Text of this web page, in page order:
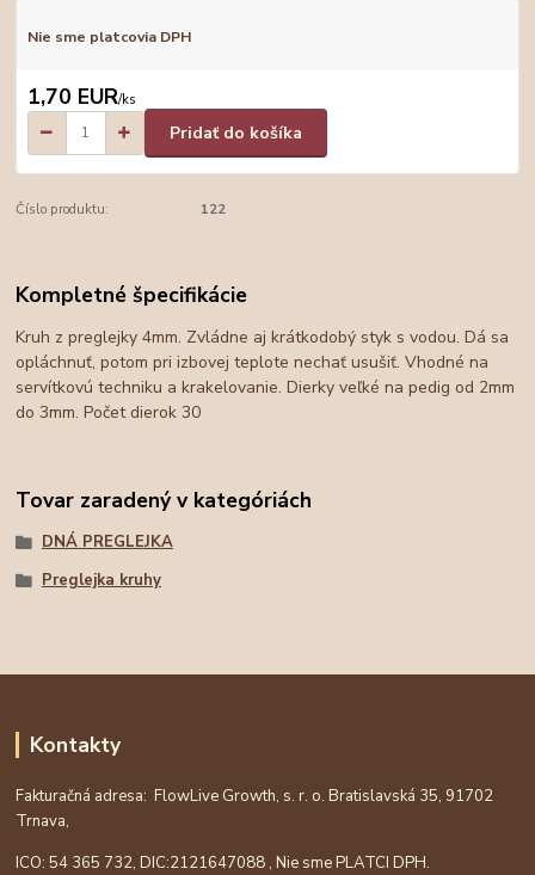
Nie sme platcovia DPH
1,70 EUR/ks
Pridať do košíka
Číslo produktu: 122
Kompletné špecifikácie
Kruh z preglejky 4mm. Zvládne aj krátkodobý styk s vodou. Dá sa
opláchnuť, potom pri izbovej teplote nechať usušiť. Vhodné na
servítkovú techniku a krakelovanie. Dierky veľké na pedig od 2mm
do 3mm. Počet dierok 30
Tovar zaradený v kategóriách
DNÁ PREGLEJKA
Preglejka kruhy
Kontakty
Fakturačná adresa: FlowLive Growth, s. r. o. Bratislavská 35, 91702
Trnava,
ICO: 54 365 732, DIC:2121647088 , Nie sme PLATCI DPH.